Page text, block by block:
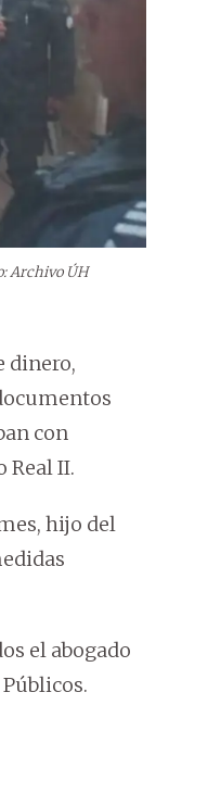
Archivo ÚH
dinero,
con
Real II.
hijo del
el abogado